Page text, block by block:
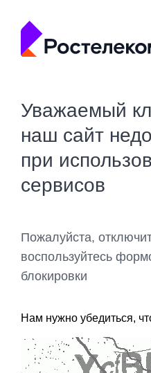
Уважаемый
наш сайт
при
сервисов
Пожалуйста,
воспользуйтесь
блокировки
Нам нужно убедиться,